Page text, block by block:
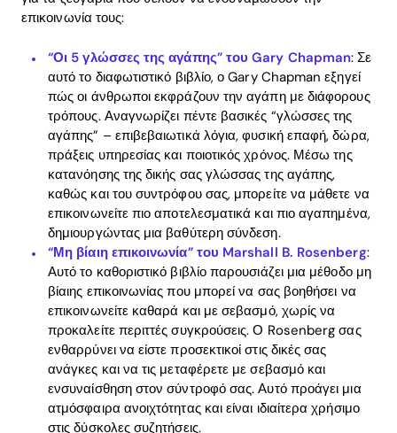
επικοινωνία τους:
“Οι 5 γλώσσες της αγάπης” του Gary Chapman: Σε
αυτό το διαφωτιστικό βιβλίο, ο Gary Chapman εξηγεί
πώς οι άνθρωποι εκφράζουν την αγάπη με διάφορους
τρόπους. Αναγνωρίζει πέντε βασικές “γλώσσες της
αγάπης” – επιβεβαιωτικά λόγια, φυσική επαφή, δώρα,
πράξεις υπηρεσίας και ποιοτικός χρόνος. Μέσω της
κατανόησης της δικής σας γλώσσας της αγάπης,
καθώς και του συντρόφου σας, μπορείτε να μάθετε να
επικοινωνείτε πιο αποτελεσματικά και πιο αγαπημένα,
δημιουργώντας μια βαθύτερη σύνδεση.
“Μη βίαιη επικοινωνία” του Marshall B. Rosenberg:
Αυτό το καθοριστικό βιβλίο παρουσιάζει μια μέθοδο μη
βίαιης επικοινωνίας που μπορεί να σας βοηθήσει να
επικοινωνείτε καθαρά και με σεβασμό, χωρίς να
προκαλείτε περιττές συγκρούσεις. Ο Rosenberg σας
ενθαρρύνει να είστε προσεκτικοί στις δικές σας
ανάγκες και να τις μεταφέρετε με σεβασμό και
ενσυναίσθηση στον σύντροφό σας. Αυτό προάγει μια
ατμόσφαιρα ανοιχτότητας και είναι ιδιαίτερα χρήσιμο
στις δύσκολες συζητήσεις.